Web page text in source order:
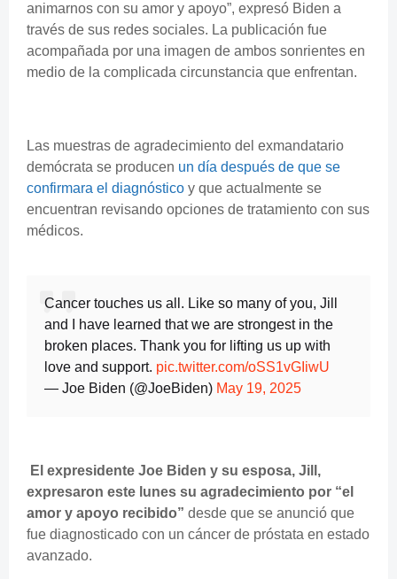
animarnos con su amor y apoyo”, expresó Biden a
través de sus redes sociales. La publicación fue
acompañada por una imagen de ambos sonrientes en
medio de la complicada circunstancia que enfrentan.
Las muestras de agradecimiento del exmandatario
demócrata se producen un día después de que se
confirmara el diagnóstico y que actualmente se
encuentran revisando opciones de tratamiento con sus
médicos.
Cancer touches us all. Like so many of you, Jill
and I have learned that we are strongest in the
broken places. Thank you for lifting us up with
love and support. pic.twitter.com/oSS1vGIiwU
— Joe Biden (@JoeBiden) May 19, 2025
El expresidente Joe Biden y su esposa, Jill,
expresaron este lunes su agradecimiento por “el
amor y apoyo recibido” desde que se anunció que
fue diagnosticado con un cáncer de próstata en estado
avanzado.